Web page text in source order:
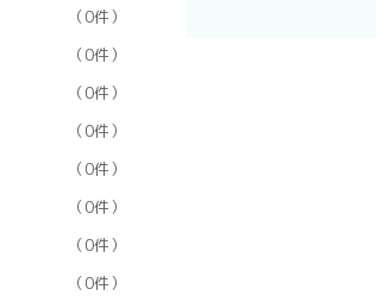
（0件）
（0件）
（0件）
（0件）
（0件）
（0件）
（0件）
（0件）